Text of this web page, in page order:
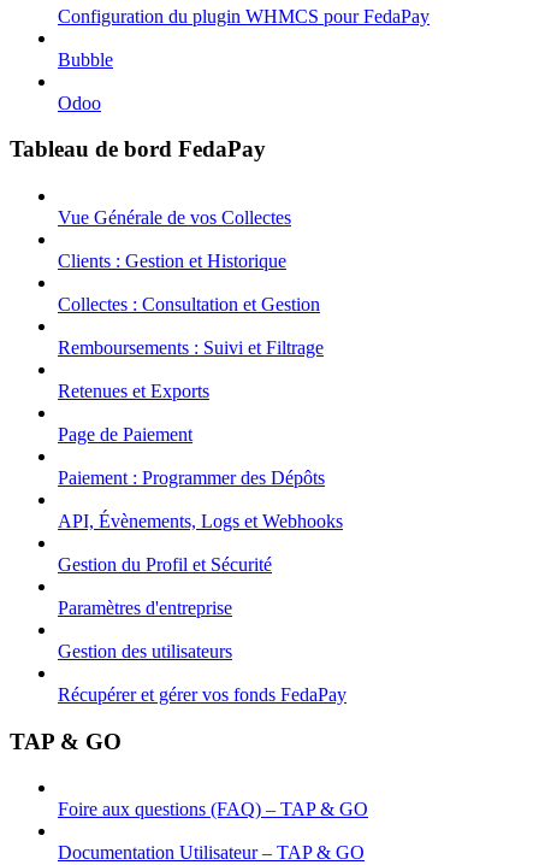
Configuration du plugin WHMCS pour FedaPay
Bubble
Odoo
Tableau de bord FedaPay
Vue Générale de vos Collectes
Clients : Gestion et Historique
Collectes : Consultation et Gestion
Remboursements : Suivi et Filtrage
Retenues et Exports
Page de Paiement
Paiement : Programmer des Dépôts
API, Évènements, Logs et Webhooks
Gestion du Profil et Sécurité
Paramètres d'entreprise
Gestion des utilisateurs
Récupérer et gérer vos fonds FedaPay
TAP & GO
Foire aux questions (FAQ) – TAP & GO
Documentation Utilisateur – TAP & GO